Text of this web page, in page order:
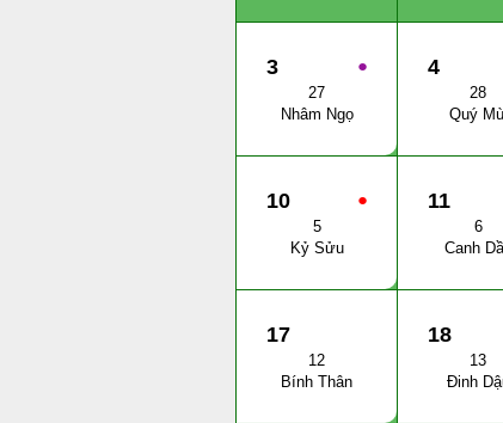
●
3
27
Nhâm Ngọ
4
28
Quý
●
10
5
Kỷ Sửu
11
6
Canh
17
12
Bính Thân
18
13
Đinh